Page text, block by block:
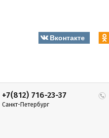
Вконтакте
+7(812) 716-23-37
Санкт-Петербург